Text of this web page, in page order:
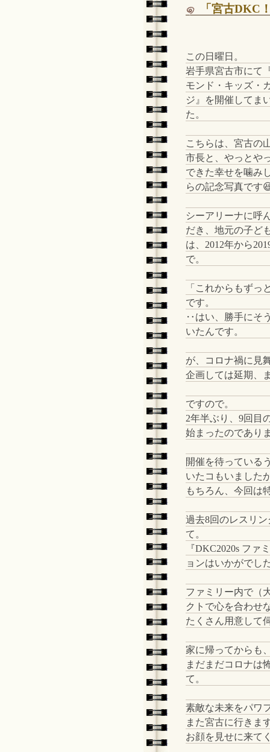
「宮古DKC
この日曜日。
岩手県宮古市にて
モンド・キッズ・
ジ』を開催してま
た。
こちらは、宮古の
市長と、やっとや
できた幸せを噛み
らの記念写真です
シーアリーナに呼
だき、地元の子ど
は、2012年から
で。
「これからもずっ
です。
‥はい、勝手にそ
いたんです。
が、コロナ禍に見
企画しては延期、
ですので。
2年半ぶり、9回目
始まったのであり
開催を待っている
いたコもいました
もちろん、今回は
過去8回のレスリ
て。
『DKC2020s フ
ョンはいかがでし
ファミリー内で（
クトで心を合わせ
たくさん用意して
家に帰ってからも
まだまだコロナは
て。
素敵な未来をパワ
また宮古に行きま
お顔を見せに来て